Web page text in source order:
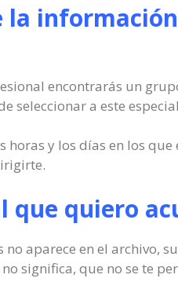
la
encontrarás un
seleccionar a este
y los días en los
que quiero
aparece en el archivo,
significa, que no se te